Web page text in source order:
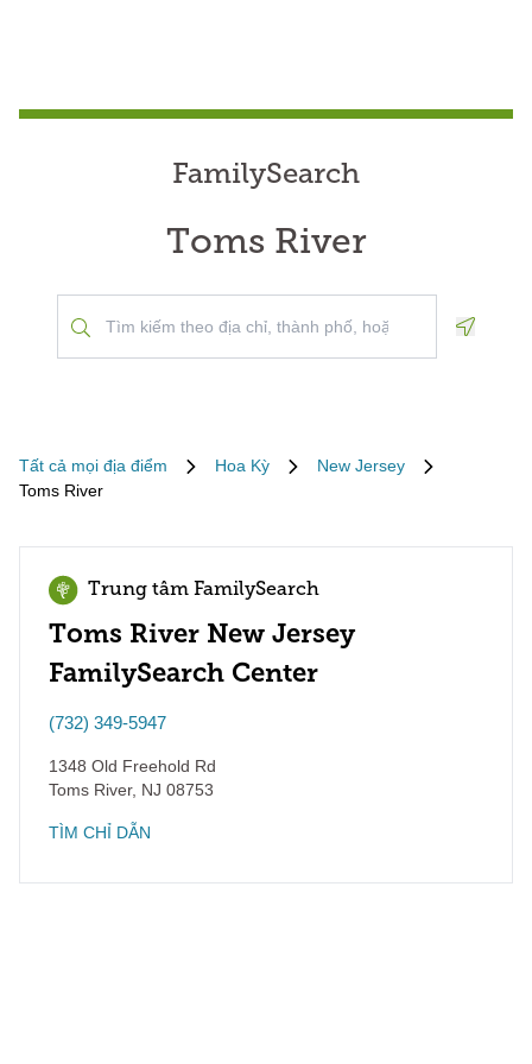
FamilySearch
Toms River
Tất cả mọi địa điểm Hoa Kỳ
New Jersey
Toms River
Trung tâm FamilySearch
Toms River New Jersey
FamilySearch Center
(732) 349-5947
1348 Old Freehold Rd
Toms River, NJ 08753
TÌM CHỈ DẪN